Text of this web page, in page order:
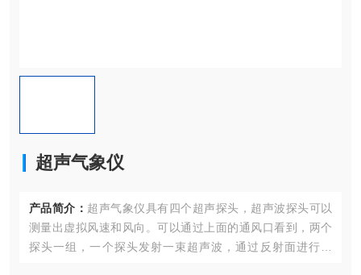
超声气象仪
产品简介： 超声气象仪具有四个超声探头，超声波探头可以
测量出虚拟风速和风向。可以通过上面的通风口看到，两个
探头一组，一个探头发射一束超声波，通过反射面进行反